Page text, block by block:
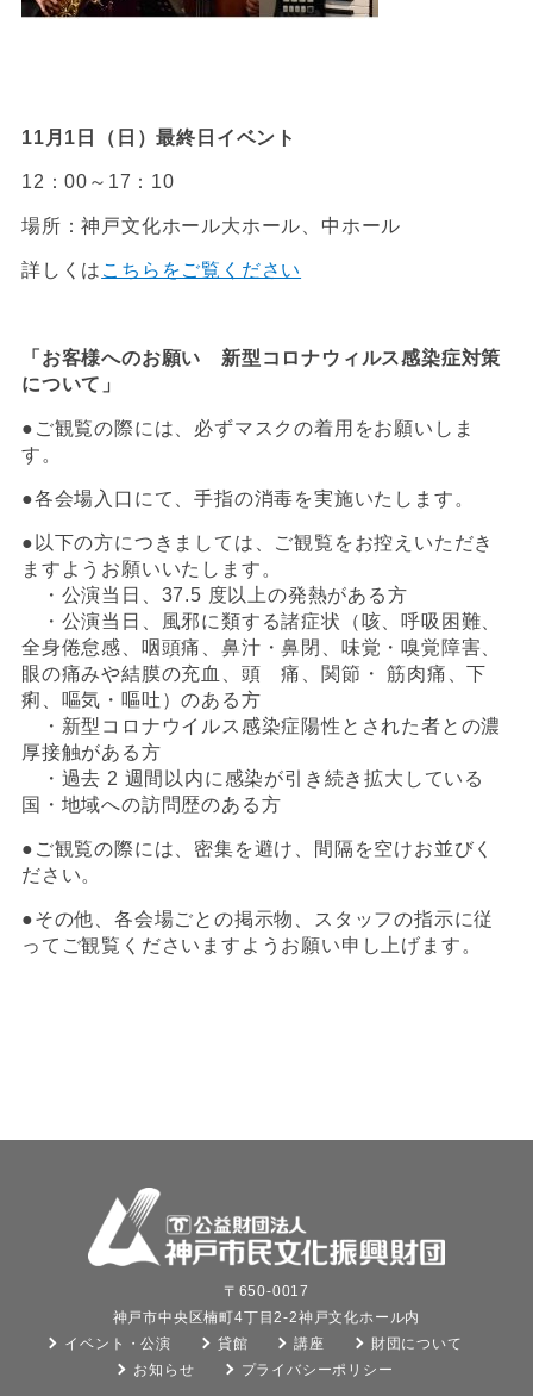
11月1日（日）最終日イベント
12：00～17：10
場所：神戸文化ホール大ホール、中ホール
詳しくは こちらをご覧ください
「お客様へのお願い 新型コロナウィルス感染症対策
について」
●ご観覧の際には、必ずマスクの着用をお願いしま
す。
●各会場入口にて、手指の消毒を実施いたします。
●以下の方につきましては、ご観覧をお控えいただき
ますようお願いいたします。
・公演当日、 37.5 度以上の発熱がある方
・公演当日、風邪に類する諸症状（咳、呼吸困難、
全身倦怠感、咽頭痛、鼻汁・鼻閉、味覚・嗅覚障害、
眼の痛みや結膜の充血、頭 痛、関節・ 筋肉痛、下
痢、嘔気・嘔吐）のある方
・新型コロナウイルス感染症陽性とされた者との濃
厚接触がある方
・過去 2 週間以内に感染が引き続き拡大している
国・地域への訪問歴のある方
●ご観覧の際には、密集を避け、間隔を空けお並びく
ださい。
●その他、各会場ごとの掲示物、スタッフの指示に従
ってご観覧くださいますようお願い申し上げます。
〒650-0017
神戸市中央区楠町4丁目2-2神戸文化ホール内
イベント・公演
貸館 講座
財団について
お知らせ
プライバシーポリシー